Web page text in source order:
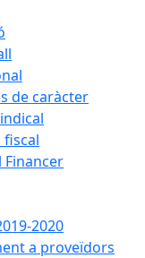
de caràcter
Financer
2020
a proveïdors